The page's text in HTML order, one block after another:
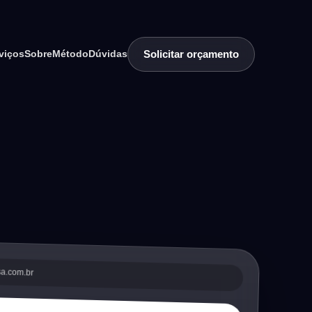
SobreMétodoDúvidas Solicitar orçamento